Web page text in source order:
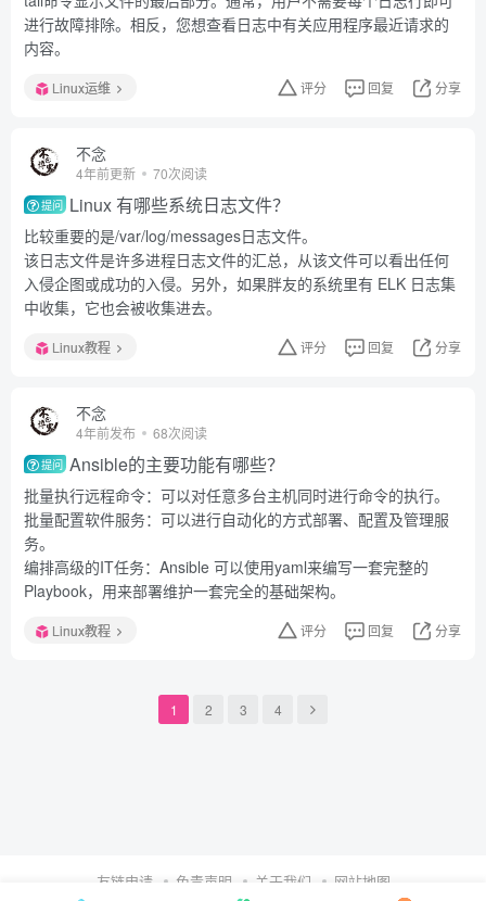
进行故障排除。相反，您想查看日志中有关应用程序最近请求的
内容。
Linux运维 评分 回复 分享
不念
4年前更新 70次阅读
提问 Linux 有哪些系统日志文件？
比较重要的是/var/log/messages日志文件。
该日志文件是许多进程日志文件的汇总，从该文件可以看出任何
入侵企图或成功的入侵。另外，如果胖友的系统里有 ELK 日志集
中收集，它也会被收集进去。
Linux教程 评分 回复 分享
不念
4年前发布 68次阅读
提问 Ansible的主要功能有哪些？
批量执行远程命令：可以对任意多台主机同时进行命令的执行。
批量配置软件服务：可以进行自动化的方式部署、配置及管理服
务。
编排高级的IT任务：Ansible 可以使用yaml来编写一套完整的
Playbook，用来部署维护一套完全的基础架构。
Linux教程 评分 回复 分享
1 2 3 4
友链申请 免责声明 关于我们 网站地图